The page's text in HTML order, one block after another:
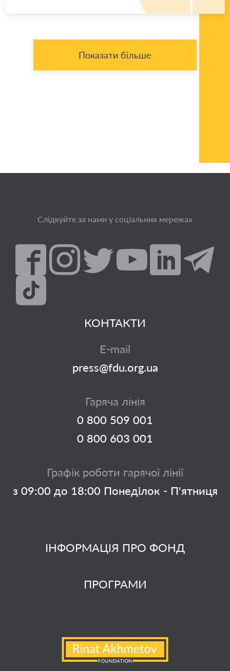
Показати більше
Слідкуйте за нами у соціальних мережах
ІНФОРМАЦІЯ ПРО ФОНД
ПРОГРАМИ
КОНТАКТИ
E-mail
press@fdu.org.ua
Гаряча лінія
0 800 509 001
0 800 603 001
Графік роботи гарячої лінії
з 09:00 до 18:00 Понеділок - П'ятниця